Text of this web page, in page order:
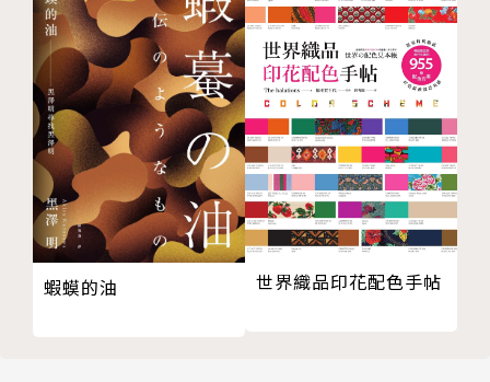
餐桌布置》、《招待和自帶手抓食物200 道》、《茶
品與甜點的一年四季餐桌》、《經典和食器入門修訂
版》、《經典洋食器入門》、《用和食器來擺設 兩個
人的開飯餐桌配置》、（以上由誠文堂新光社出版）、
《大受好評的食譜及招待客人的練習》（角川）等多部
作品。擔任NPO 法人飲食空間配置協會副理事長，認
證講師。
譯者簡介
關於色相
關於色調
配色技巧是什麼
配色技巧１：同一色相
配色技巧２：類似色相
配色技巧３：對比色相
配色技巧４：漸層
配色技巧５：分離
檯布色彩和花紋的效果
色彩帶來的心理作用
蝦蟆的油 世界織品印花配色手帖